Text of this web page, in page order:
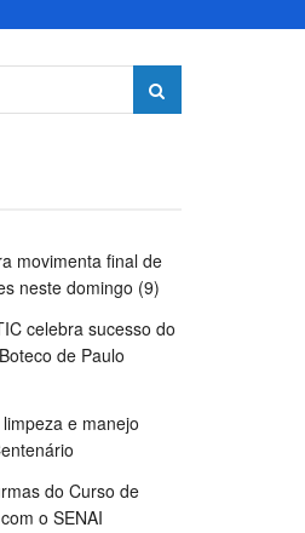
movimenta final de
neste domingo (9)
celebra sucesso do
de Paulo
e manejo
do Curso de
o SENAI